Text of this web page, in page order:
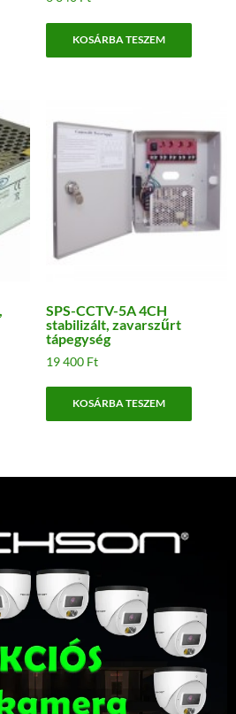
KOSÁRBA TESZEM
SPS-CCTV-5A 4CH
stabilizált, zavarszűrt
tápegység
19 400 Ft
KOSÁRBA TESZEM